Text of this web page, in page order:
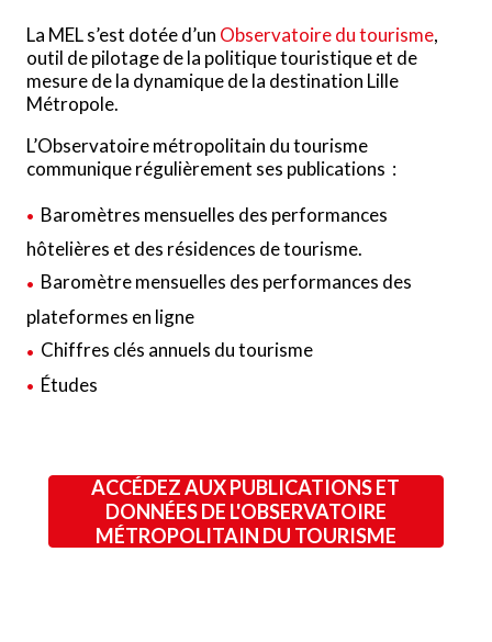
La MEL s’est dotée d’un Observatoire du tourisme,
outil de pilotage de la politique touristique et de
mesure de la dynamique de la destination Lille
Métropole.
L’Observatoire métropolitain du tourisme
communique régulièrement ses publications :
Baromètres mensuelles des performances
hôtelières et des résidences de tourisme.
Baromètre mensuelles des performances des
plateformes en ligne
Chiffres clés annuels du tourisme
Études
ACCÉDEZ AUX PUBLICATIONS ET
DONNÉES DE L'OBSERVATOIRE
MÉTROPOLITAIN DU TOURISME